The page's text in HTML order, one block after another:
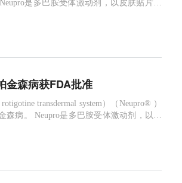
期帕金森病的药物。2008年因为制造问
金森病获FDA批准
transdermal system）（Neupro® ）
森病。 Neupro是多巴胺受体激动剂，以皮
为治疗早期帕金森病的药物。2008年因为